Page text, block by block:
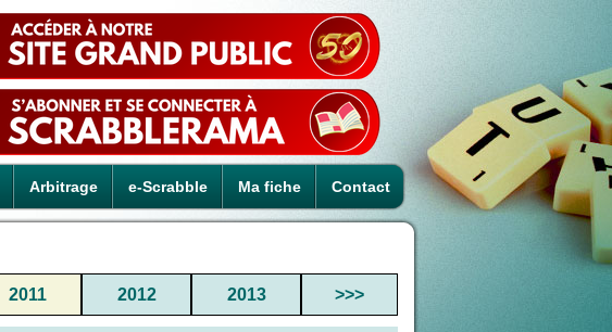
Arbitrage e-Scrabble Ma fiche Contact
2011 2012 2013 >>>